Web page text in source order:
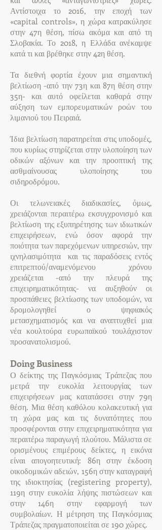
Αντίστοιχα το 2016, την εποχή των
«capital controls», η χώρα κατρακύλησε
στην 47η θέση, πίσω ακόμα και από τη
Σλοβακία. Το 2018, η Ελλάδα ανέκαμψε
κατά τι και βρέθηκε στην 42η θέση.
Τα διεθνή φορτία έχουν μια σημαντική
βελτίωση -από την 73η και 87η θέση στην
35η- και αυτό οφείλεται καθαρά στην
αύξηση των εμπορευματικών ροών του
λιμανιού του Πειραιά.
Ίδια βελτίωση παρατηρείται στις υποδομές,
που κυρίως στηρίζεται στην υλοποίηση των
οδικών αξόνων και την προοπτική της
ασθμαίνουσας υλοποίησης του
σιδηροδρόμου.
Οι τελωνειακές διαδικασίες, όμως,
χρειάζονται περαιτέρω εκσυγχρονισμό και
βελτίωση της εξυπηρέτησης των ιδιωτικών
επιχειρήσεων, ενώ όσον αφορά την
ποιότητα των παρεχόμενων υπηρεσιών, την
ιχνηλασιμότητα και τις παραδόσεις εντός
επιτρεπτού/αναμενόμενου χρόνου
χρειάζεται -από την πλευρά της
επιχειρηματικότητας- να αυξηθούν οι
προσπάθειες βελτίωσης των υποδομών, να
δρομολογηθεί ο ψηφιακός
μετασχηματισμός και να αναπτυχθεί μια
νέα κουλτούρα ευρωπαϊκού τουλάχιστον
προσανατολισμού.
Doing Business
Ο δείκτης της Παγκόσμιας Τράπεζας που
μετρά την ευκολία λειτουργίας των
επιχειρήσεων μας κατατάσσει στην 79η
θέση. Μια θέση καθόλου κολακευτική για
τη χώρα μας και τις δυνατότητες που
προσφέρονται στην επιχειρηματικότητα για
περαιτέρω παραγωγή πλούτου. Μάλιστα σε
ορισμένους επιμέρους δείκτες, η εικόνα
είναι απογοητευτική: 86η στην έκδοση
οικοδομικών αδειών, 156η στην καταγραφή
της ιδιοκτησίας (registering property),
119η στην ευκολία λήψης πιστώσεων και
στην 146η στην εφαρμογή των
συμβολαίων. Η μέτρηση της Παγκόσμιας
Τράπεζας πραγματοποιείται σε 190 χώρες.